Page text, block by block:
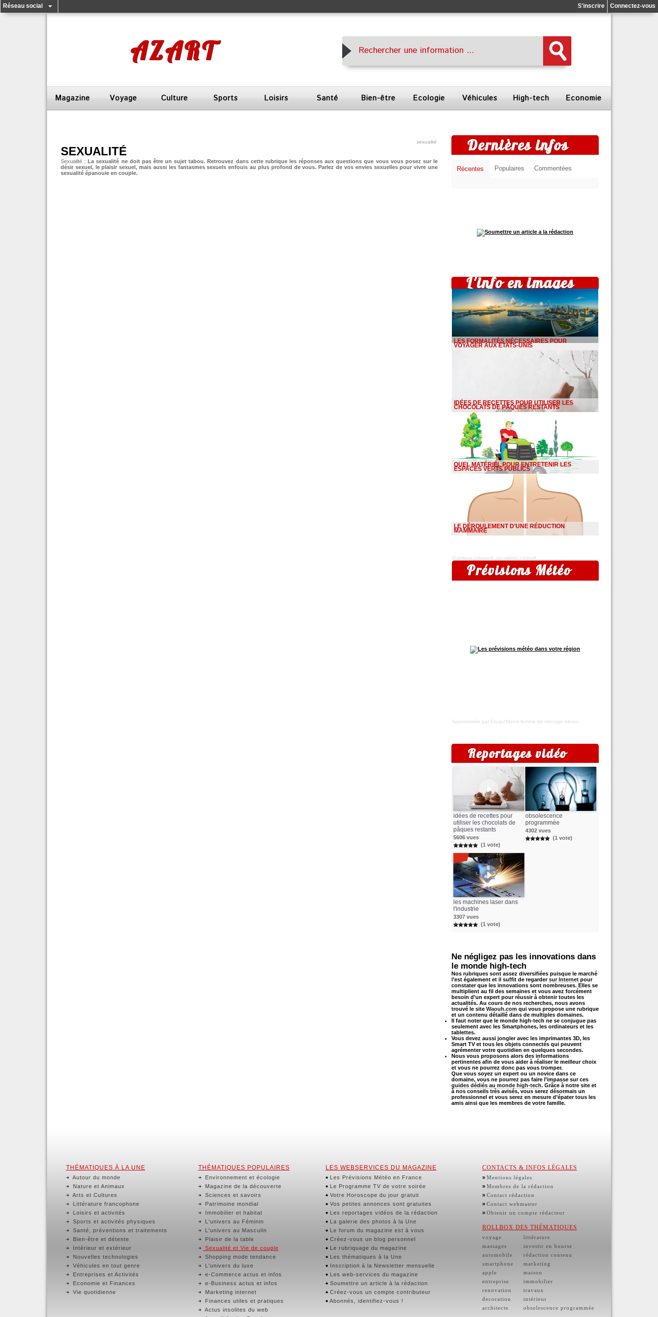
Réseau social Connectez-vous
S'inscrire
AZART
Magazine Voyage Culture Sports Loisirs Santé Bien-être Ecologie Véhicules High-tech Economie
sexualité
SEXUALITÉ
Sexualité :La sexualité ne doit pas être un sujet tabou. Retrouvez dans cette rubrique les réponses aux questions que vous vous posez sur le
désir sexuel, le plaisir sexuel, mais aussi les fantasmes sexuels enfouis au plus profond de vous. Parlez de vos envies sexuelles pour vivre une
sexualité épanouie en couple.
Dernières infos
Récentes Populaires Commentées
L'info en images
LES FORMALITÉS NÉCESSAIRES POUR
VOYAGER AUX ÉTATS-UNIS
IDÉES DE RECETTES POUR UTILISER LES
CHOCOLATS DE PÂQUES RESTANTS
QUEL MATÉRIEL POUR ENTRETENIR LES
ESPACES VERTS PUBLICS
LE DÉROULEMENT D’UNE RÉDUCTION
MAMMAIRE
Rubrique présenté par météo consult
Prévisions Météo
Sponsorisée par Coup2Mains femme de ménage oléron
Reportages vidéo
idées de recettes pour
utiliser les chocolats de
pâques restants
5606 vues
(1 vote)
obsolescence
programmée
4302 vues
(1 vote)
les machines laser dans
l'industrie
3307 vues
(1 vote)
Ne négligez pas les innovations dans
le monde high-tech
Nos rubriques sont assez diversifiées puisque le marché
l’est également et il suffit de regardersur Internet pour
constater que les innovations sont nombreuses. Elles se
multiplient au fil des semaines et vous avez forcément
besoin d’un expert pour réussir à obtenir toutes les
actualités. Au cours de nos recherches, nous avons
trouvé le site Waouh.com qui vous propose une rubrique
et un contenu détaillé dans de multiples domaines.
Il faut noter que le monde high-tech ne se conjugue pas
seulement avec les Smartphones, les ordinateurs et les
tablettes.
Vous devez aussi jongler avec les imprimantes 3D, les
Smart TV et tous les objets connectés qui peuvent
agrémenter votre quotidien en quelques secondes.
Nous vous proposons alors des informations
pertinentes afin de vous aider à réaliser le meilleur choix
et vous ne pourrez donc pas vous tromper.
Que vous soyez un expert ou un novice dans ce
domaine, vous ne pourrez pas faire l’impasse sur ces
guides dédiés au monde high-tech. Grâce à notre site et
à nos conseils très avisés, vous serez désormais un
professionnel et vous serez en mesure d’épater tous les
amis ainsi que les membres de votre famille.
THÉMATIQUES À LA UNE
Autour du monde
Nature et Animaux
Arts et Cultures
Littérature francophone
Loisirs et activités
Sports et activités physiques
Santé, préventions et traitements
Bien-être et détente
Intérieur et extérieur
Nouvelles technologies
Véhicules en tout genre
Entreprises et Activités
Economie et Finances
Vie quotidienne
THÉMATIQUES POPULAIRES
Environnement et écologie
Magazine de la découverte
Sciences et savoirs
Patrimoine mondial
Immobilier et habitat
L'univers au Féminin
L'univers au Masculin
Plaisir de la table
Sexualité et Vie de couple
Shopping mode tendance
L'univers du luxe
e-Commerce actus et infos
e-Business actus et infos
Marketing internet
Finances utiles et pratiques
Actus insolites du web
LES WEBSERVICES DU MAGAZINE
Les Prévisions Météo en France
Le Programme TV de votre soirée
Votre Horoscope du jour gratuit
Vos petites annonces sont gratuites
Les reportages vidéos de la rédaction
La galerie des photos à la Une
Le forum du magazine est à vous
Créez-vous un blog personnel
Le rubriquage du magazine
Les thématiques à la Une
Inscription à la Newsletter mensuelle
Les web-services du magazine
Soumettre un article à la rédaction
Créez-vous un compte contributeur
Abonnés, identifiez-vous !
CONTACTS & INFOS LÉGALES
» Mentions légales
» Membres de la rédaction
» Contact rédaction
» Contact webmaster
» Obtenir un compte rédacteur
ROLLBOX DES THÉMATIQUES
voyage
massages
automobile
smartphone
apple
entreprise
renovation
decoration
architecte
littérature
investir en bourse
rédaction contenu
marketing
maison
immobilier
travaux
intérieur
obsolescence programmée